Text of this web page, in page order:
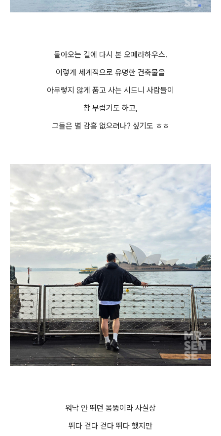
돌아오는 길에 다시 본 오페라하우스.
이렇게 세계적으로 유명한 건축물을
아무렇지 않게 품고 사는 시드니 사람들이
참 부럽기도 하고,
그들은 별 감흥 없으려나? 싶기도 ㅎㅎ
워낙 안 뛰던 몸뚱이라 사실상
뛰다 걷다 걷다 뛰다 했지만